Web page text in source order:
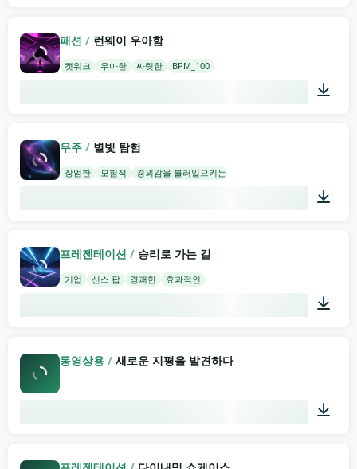
패션 / 런웨이 우아함
캣워크 우아한 짜릿한 BPM_100
우주 / 별빛 탐험
장엄한 모험적 경외감을 불러일으키는
프레젠테이션 / 승리로 가는 길
기업 신스 팝 경쾌한 효과적인
동영상용 / 새로운 지평을 발견하다